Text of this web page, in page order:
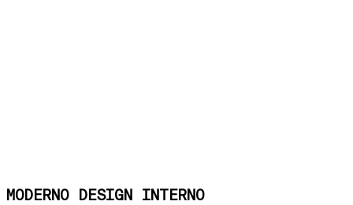
MODERNO DESIGN INTERNO